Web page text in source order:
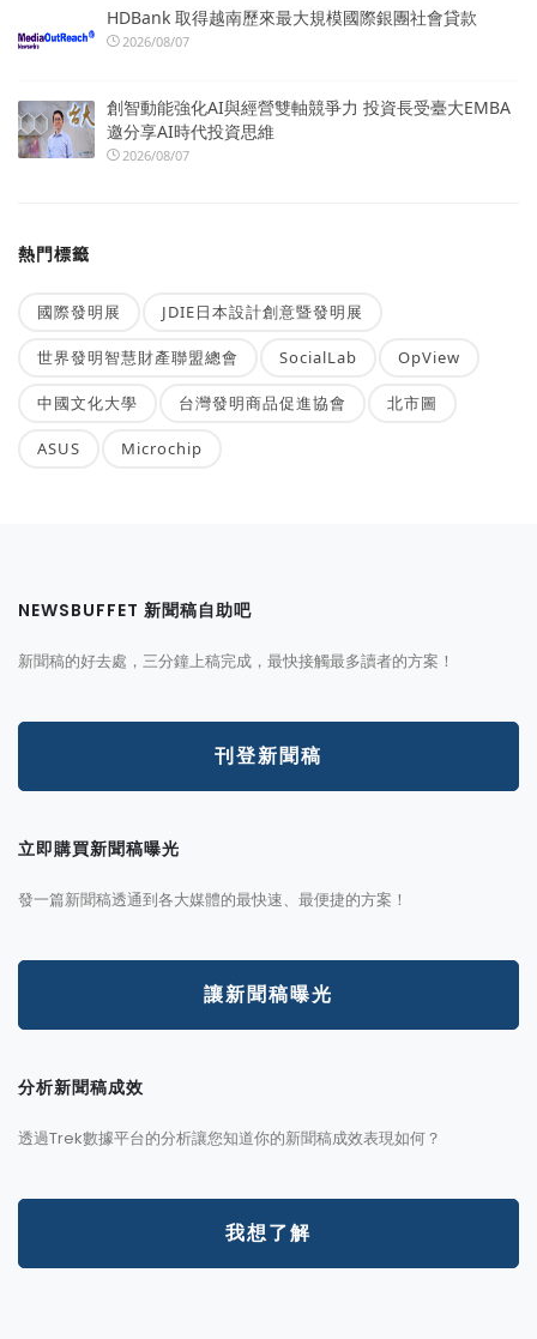
HDBank 取得越南歷來最大規模國際銀團社會貸款
2026/08/07
創智動能強化AI與經營雙軸競爭力 投資長受臺大EMBA
邀分享AI時代投資思維
2026/08/07
熱門標籤
國際發明展 JDIE日本設計創意暨發明展
世界發明智慧財產聯盟總會 SocialLab OpView
中國文化大學 台灣發明商品促進協會 北市圖
ASUS Microchip
NEWSBUFFET 新聞稿自助吧
新聞稿的好去處，三分鐘上稿完成，最快接觸最多讀者的方案！
刊登新聞稿
立即購買新聞稿曝光
發一篇新聞稿透通到各大媒體的最快速、最便捷的方案！
讓新聞稿曝光
分析新聞稿成效
透過Trek數據平台的分析讓您知道你的新聞稿成效表現如何？
我想了解